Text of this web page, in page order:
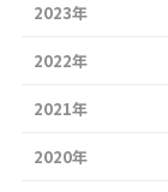
2023年
2022年
2021年
2020年